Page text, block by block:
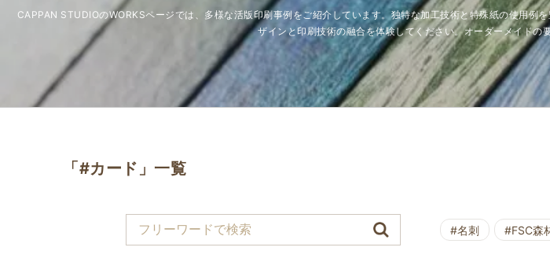
CAPPAN STUDIOのWORKSページでは、多様な活版印刷事例をご紹介しています。独特な加工技術と特殊紙の使用
ザインと印刷技術の融合を体験してください。オーダーメイドの
「#カード」一覧
#名刺 #FSC森